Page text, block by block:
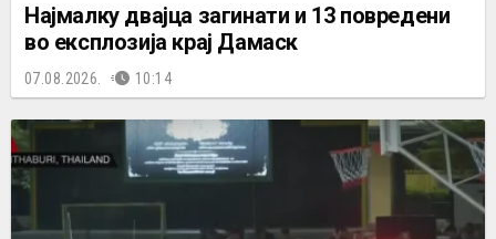
Најмалку двајца загинати и 13 повредени
во експлозија крај Дамаск
07.08.2026. 10:14